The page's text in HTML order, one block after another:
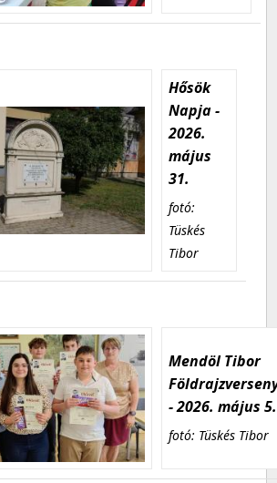
Hősök
Napja -
2026.
május
31.
fotó:
Tüskés
Tibor
Mendöl Tibor
- 2026. május 5.
fotó: Tüskés Tibor